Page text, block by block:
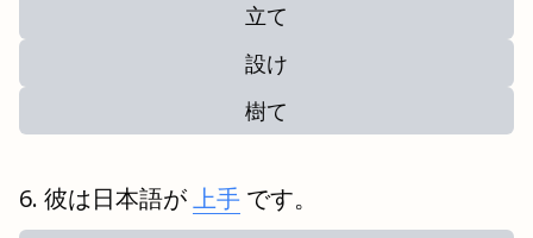
立て
設け
樹て
彼は日本語が上手 です。